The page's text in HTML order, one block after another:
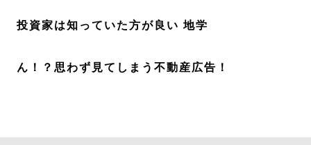
投資家は知っていた方が良い 地学
ん！？思わず見てしまう不動産広告！